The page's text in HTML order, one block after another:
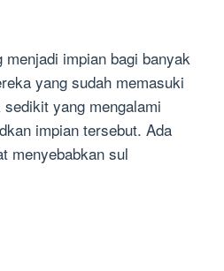
impian bagi banyak
yang sudah memasuki
yang mengalami
impian tersebut. Ada
menyebabkan sul